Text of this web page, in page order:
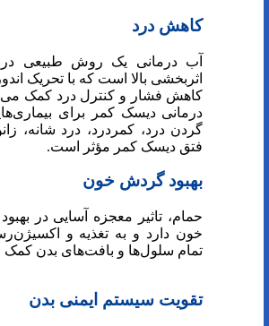
کاهش درد
آب‌ درمانی یک روش طبیعی
اثربخشی بالا است که با تحریک
کاهش فشار و کنترل درد کمک
درمانی دیسک کمر برای
گردن درد، کمردرد، درد شانه،
فتق دیسک کمر مؤثر است.
بهبود گردش خون
حمام، تاثیر معجزه آسایی در
خون دارد و به تغذیه و
تمام سلول‌ها و بافت‌های بدن کمک
تقویت سیستم ایمنی بدن